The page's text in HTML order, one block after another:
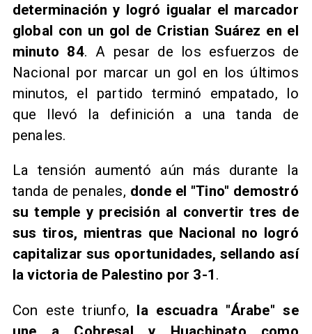
determinación y logró igualar el marcador
global con un gol de Cristian Suárez en el
minuto 84. A pesar de los esfuerzos de
Nacional por marcar un gol en los últimos
minutos, el partido terminó empatado, lo
que llevó la definición a una tanda de
penales.
La tensión aumentó aún más durante la
tanda de penales, donde el "Tino" demostró
su temple y precisión al convertir tres de
sus tiros, mientras que Nacional no logró
capitalizar sus oportunidades, sellando así
la victoria de Palestino por 3-1 .
Con este triunfo, la escuadra "Árabe" se